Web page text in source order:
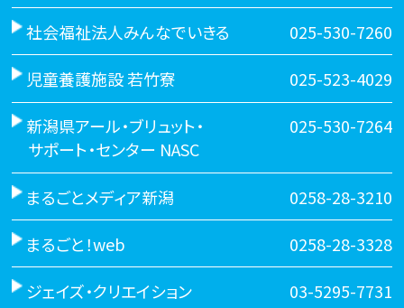
社会福祉法人みんなでいきる 025-530-7260
児童養護施設 若竹寮 025-523-4029
新潟県アール・ブリュット・
サポート・センター NASC
025-530-7264
まるごとメディア新潟 0258-28-3210
まるごと！web 0258-28-3328
ジェイズ・クリエイション 03-5295-7731